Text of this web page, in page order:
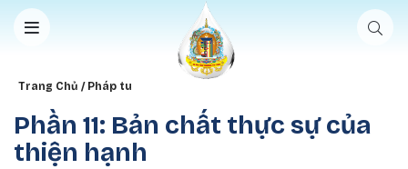
Nhảy đến nội dung
Breadcrumb
Trang Chủ Pháp tu
Phần 11: Bản chất thực sự của
thiện hạnh